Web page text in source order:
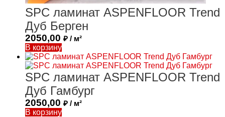
SPC ламинат ASPENFLOOR Trend
Дуб Берген
2050,00 ₽ / м²
В корзину
SPC ламинат ASPENFLOOR Trend
Дуб Гамбург
2050,00 ₽ / м²
В корзину